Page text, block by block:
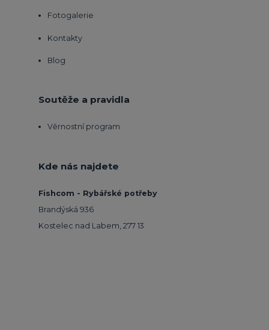
Fotogalerie
Kontakty
Blog
Soutěže a pravidla
Věrnostní program
Kde nás najdete
Fishcom - Rybářské potřeby
Brandýská 936
Kostelec nad Labem, 277 13